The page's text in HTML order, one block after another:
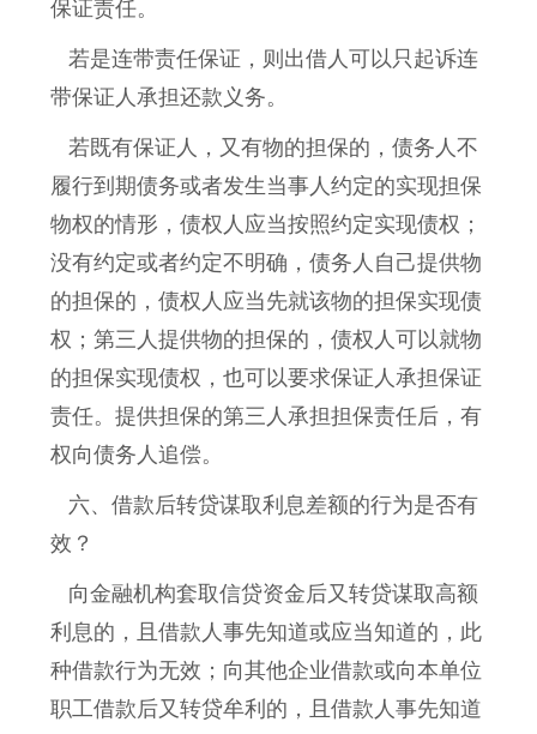
保证责任。
若是连带责任保证，则出借人可以只起诉连
带保证人承担还款义务。
若既有保证人，又有物的担保的，债务人不
履行到期债务或者发生当事人约定的实现担保
物权的情形，债权人应当按照约定实现债权；
没有约定或者约定不明确，债务人自己提供物
的担保的，债权人应当先就该物的担保实现债
权；第三人提供物的担保的，债权人可以就物
的担保实现债权，也可以要求保证人承担保证
责任。提供担保的第三人承担担保责任后，有
权向债务人追偿。
六、借款后转贷谋取利息差额的行为是否有
效？
向金融机构套取信贷资金后又转贷谋取高额
利息的，且借款人事先知道或应当知道的，此
种借款行为无效；向其他企业借款或向本单位
职工借款后又转贷牟利的，且借款人事先知道